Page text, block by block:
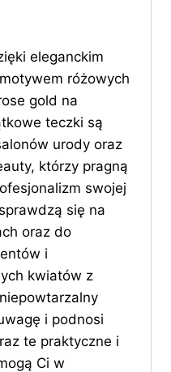
eleganckim
różowych
gold na
teczki są
urody oraz
którzy pragną
swojej
się na
oraz do
i
kwiatów z
i podnosi
te praktyczne i
Ci w